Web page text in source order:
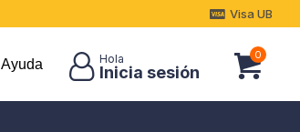
Ayuda
0
Visa UB